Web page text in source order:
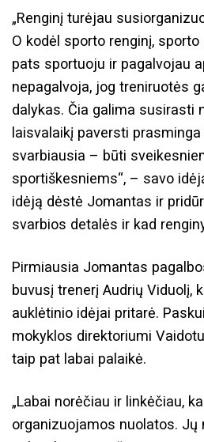
„Renginį turėjau
O kodėl sporto renginį, sporto
pats sportuoju ir pagalvojau
nepagalvoja, jog treniruotės
dalykas. Čia galima susirasti
laisvalaikį paversti prasminga
svarbiausia – būti
sportiškesniems“, – savo
idėją dėstė Jomantas ir
svarbios detalės ir kad
Pirmiausia Jomantas
buvusį trenerį Audrių Viduolį,
auklėtinio idėjai pritarė.
mokyklos direktoriumi
taip pat labai palaikė.
„Labai norėčiau ir linkėčiau,
organizuojamos nuolatos. Jų